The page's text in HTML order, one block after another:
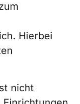
Hierbei
nicht